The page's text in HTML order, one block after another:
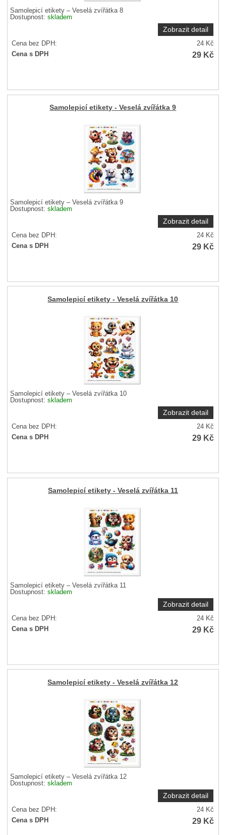
Samolepicí etikety – Veselá zvířátka 8
Dostupnost:skladem
Zobrazit detail
Cena bez DPH: 24 Kč
Cena s DPH
29 Kč
Samolepicí etikety - Veselá zvířátka 9
Samolepicí etikety – Veselá zvířátka 9
Dostupnost:skladem
Zobrazit detail
Cena bez DPH: 24 Kč
Cena s DPH
29 Kč
Samolepicí etikety - Veselá zvířátka 10
Samolepicí etikety – Veselá zvířátka 10
Dostupnost:skladem
Zobrazit detail
Cena bez DPH: 24 Kč
Cena s DPH
29 Kč
Samolepicí etikety - Veselá zvířátka 11
Samolepicí etikety – Veselá zvířátka 11
Dostupnost:skladem
Zobrazit detail
Cena bez DPH: 24 Kč
Cena s DPH
29 Kč
Samolepicí etikety - Veselá zvířátka 12
Samolepicí etikety – Veselá zvířátka 12
Dostupnost:skladem
Zobrazit detail
Cena bez DPH: 24 Kč
Cena s DPH
29 Kč